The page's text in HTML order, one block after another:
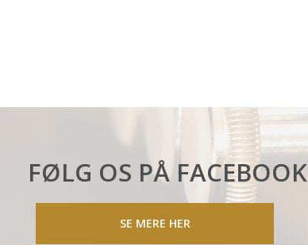
FØLG OS PÅ FACEBOOK
SE MERE HER